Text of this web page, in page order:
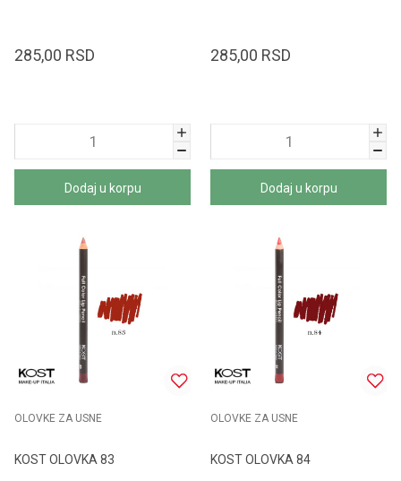
285,00 RSD
Dodaj u korpu
285,00 RSD
Dodaj u korpu
OLOVKE ZA USNE
KOST OLOVKA 83
OLOVKE ZA USNE
KOST OLOVKA 84